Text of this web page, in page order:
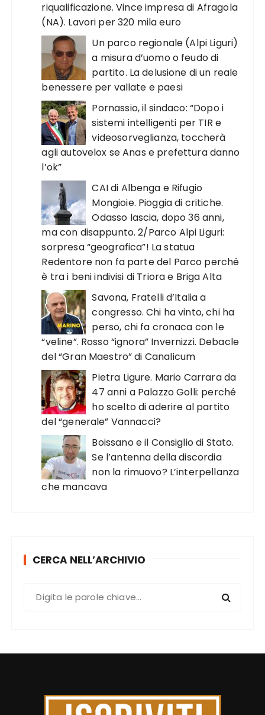
riqualificazione. Vince impresa di Afragola
(NA). Lavori per 320 mila euro
Un parco regionale (Alpi Liguri)
a misura d’uomo o feudo di
partito. La delusione di un reale
benessere per vallate e paesi
Pornassio, il sindaco: “Dopo i
sistemi intelligenti per TIR e
videosorveglianza, toccherà
agli autovelox se Anas e prefettura danno
l’ok”
CAI di Albenga e Rifugio
Mongioie. Pioggia di critiche.
Odasso lascia, dopo 36 anni,
ma con disappunto. 2/Parco Alpi Liguri:
sorpresa “geografica”! La statua
Redentore non fa parte del Parco perché
è tra i beni indivisi di Triora e Briga Alta
Savona, Fratelli d’Italia a
congresso. Chi ha vinto, chi ha
perso, chi fa cronaca con le
“veline”. Rosso “ignora” Invernizzi. Debacle
del “Gran Maestro” di Canalicum
Pietra Ligure. Mario Carrara da
47 anni a Palazzo Golli: perché
ho scelto di aderire al partito
del “generale” Vannacci?
Boissano e il Consiglio di Stato.
Se l’antenna della discordia
non la rimuovo? L’interpellanza
che mancava
CERCA NELL’ARCHIVIO